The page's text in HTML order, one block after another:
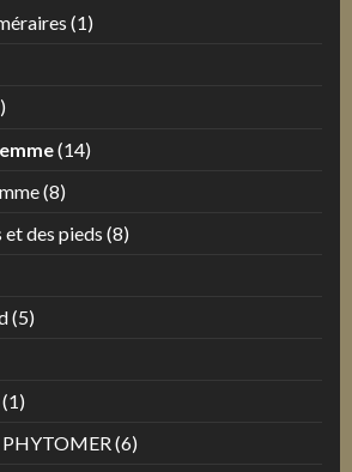
(1)
(14)
(8)
et des pieds (8)
(5)
(1)
PHYTOMER(6)